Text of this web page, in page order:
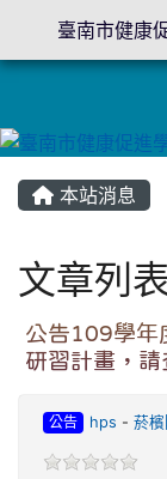
本站消息
文章列表
公告109學年
研習計畫，請
公告 hps - 菸
臺南市健康